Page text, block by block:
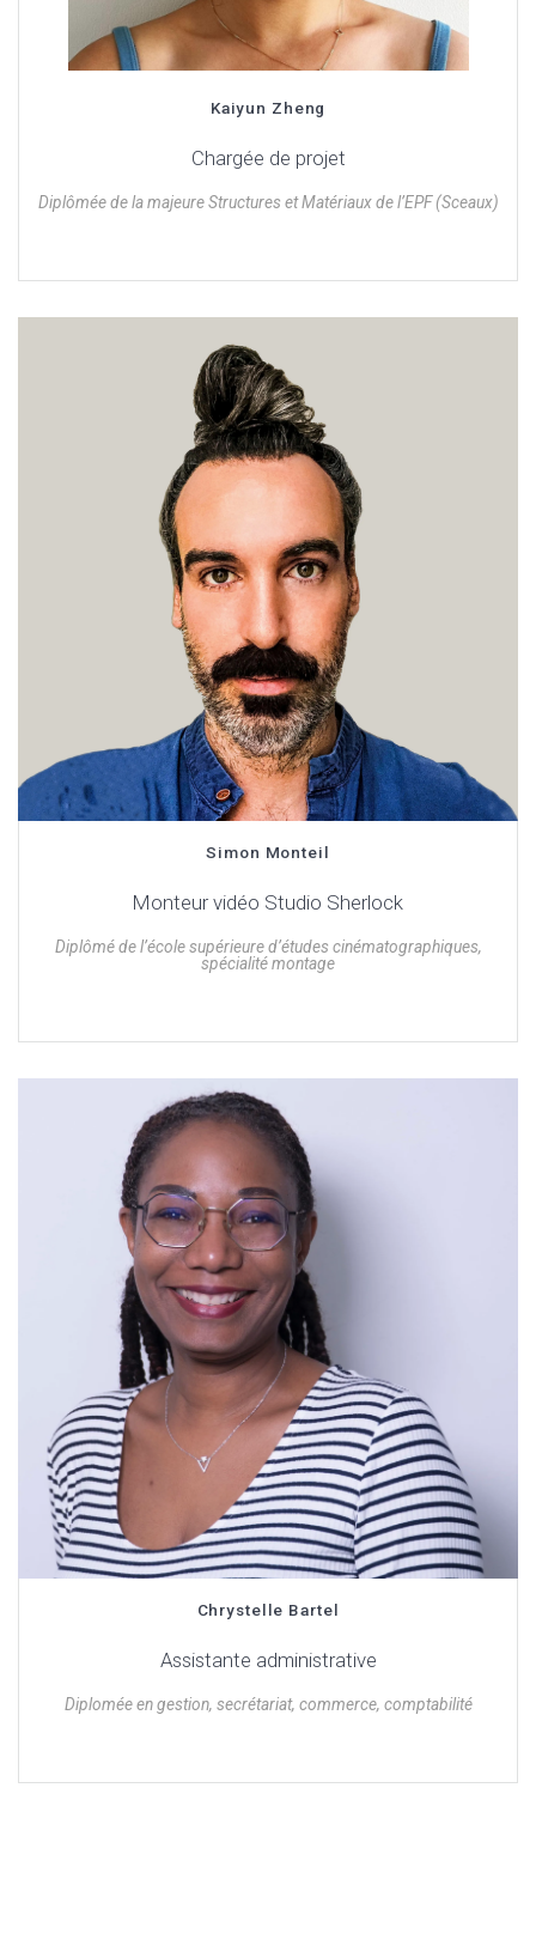
Kaiyun Zheng
Chargée de projet
Diplômée de la majeure Structures et Matériaux de l’EPF (Sceaux)
Simon Monteil
Monteur vidéo Studio Sherlock
Diplômé de l’école supérieure d’études cinématographiques,
spécialité montage
Chrystelle Bartel
Assistante administrative
Diplomée en gestion, secrétariat, commerce, comptabilité